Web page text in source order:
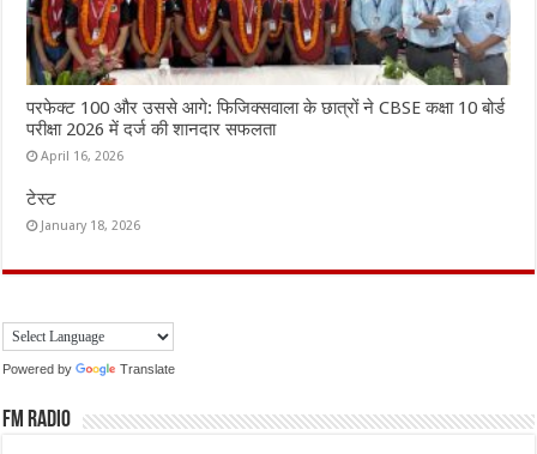
परफेक्ट 100 और उससे आगे: फिजिक्सवाला के छात्रों ने CBSE कक्षा 10 बोर्ड
परीक्षा 2026 में दर्ज की शानदार सफलता
April 16, 2026
टेस्ट
January 18, 2026
Powered by Translate
FM Radio